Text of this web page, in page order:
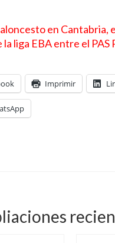
en Cantabria,
liga EBA entre el PAS
Imprimir